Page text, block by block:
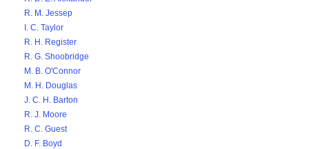
R. M. Jessep
I. C. Taylor
R. H. Register
R. G. Shoobridge
M. B. O'Connor
M. H. Douglas
J. C. H. Barton
R. J. Moore
R. C. Guest
D. F. Boyd